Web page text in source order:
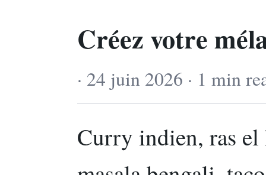
Créez votre
· 24 juin 2026 · 1 min
Curry indien, ras el